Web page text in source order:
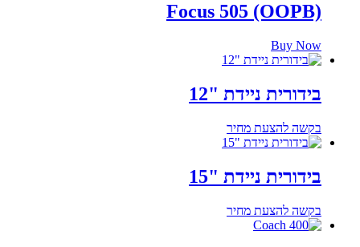
Focus 505 (OOPB)
Buy Now
בידורית ניידת "12
בקשה להצעת מחיר
בידורית ניידת "15
בקשה להצעת מחיר